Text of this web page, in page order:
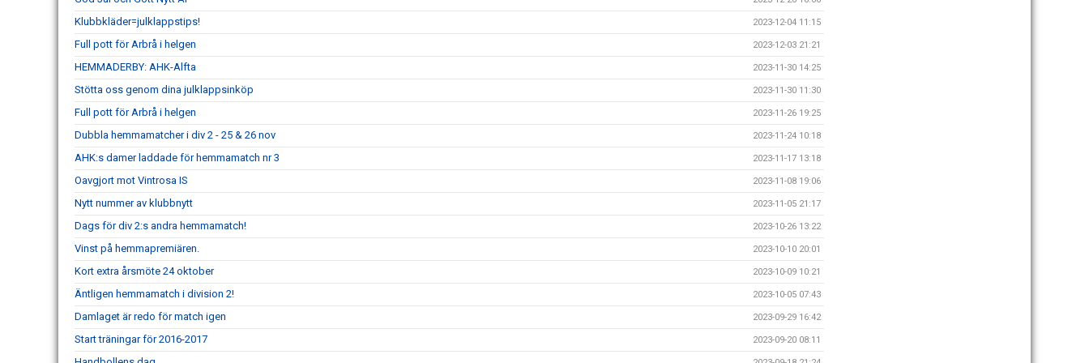
Klubbkläder=julklappstips! 2023-12-04 11:15
Full pott för Arbrå i helgen 2023-12-03 21:21
HEMMADERBY: AHK-Alfta 2023-11-30 14:25
Stötta oss genom dina julklappsinköp 2023-11-30 11:30
Full pott för Arbrå i helgen 2023-11-26 19:25
Dubbla hemmamatcher i div 2 - 25 & 26 nov 2023-11-24 10:18
AHK:s damer laddade för hemmamatch nr 3 2023-11-17 13:18
Oavgjort mot Vintrosa IS 2023-11-08 19:06
Nytt nummer av klubbnytt 2023-11-05 21:17
Dags för div 2:s andra hemmamatch! 2023-10-26 13:22
Vinst på hemmapremiären. 2023-10-10 20:01
Kort extra årsmöte 24 oktober 2023-10-09 10:21
Äntligen hemmamatch i division 2! 2023-10-05 07:43
Damlaget är redo för match igen 2023-09-29 16:42
Start träningar för 2016-2017 2023-09-20 08:11